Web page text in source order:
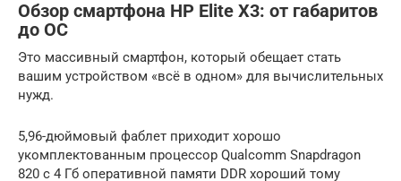
Обзор смартфона HP Elite X3: от габаритов
до ОС
Это массивный смартфон, который обещает стать
вашим устройством «всё в одном» для вычислительных
нужд.
5,96-дюймовый фаблет приходит хорошо
укомплектованным процессор Qualcomm Snapdragon
820 с 4 Гб оперативной памяти DDR хороший тому